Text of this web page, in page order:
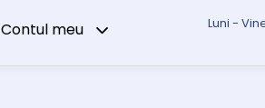
Contul meu Luni -